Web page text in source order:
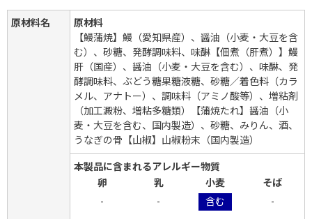
原材料名
原材料
【鰻蒲焼】鰻（愛知県産）、醤油（小麦・大豆を含
む）、砂糖、発酵調味料、味醂【佃煮（肝煮）】鰻
肝（国産）、醤油（小麦・大豆を含む）、味醂、発
酵調味料、ぶどう糖果糖液糖、砂糖／着色料（カラ
メル、アナトー）、調味料（アミノ酸等）、増粘剤
（加工澱粉、増粘多糖類）【蒲焼たれ】醤油（小
麦・大豆を含む、国内製造）、砂糖、みりん、酒、
うなぎの骨【山椒】山椒粉末（国内製造）
本製品に含まれるアレルギー物質
卵
乳 小麦
そば
-
- 含む -